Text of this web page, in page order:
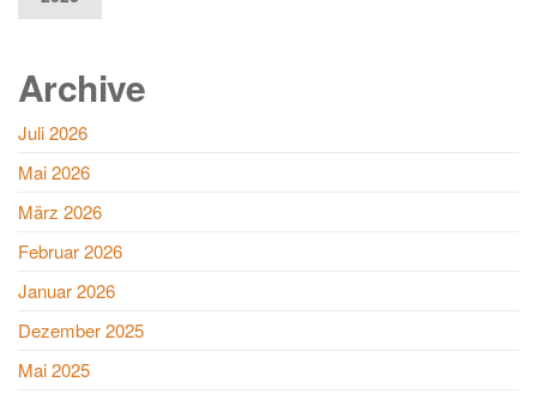
Archive
Juli 2026
Mai 2026
März 2026
Februar 2026
Januar 2026
Dezember 2025
Mai 2025